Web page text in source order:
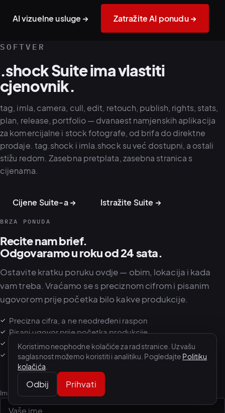
AI vizuelne usluge → Zatražite AI ponudu →
SOFTVER
.shock Suite ima vlastiti
cjenovnik.
tag, imla, camera, cull, edit, retouch, publish, rights, stats,
plan, release, portfolio — dvanaest namjenskih aplikacija
za komercijalne i stock fotografe, od brifa do direktne
prodaje. tag.shock i imla.shock su već dostupni, a ostali
stižu redom. Zasebna pretplata, zasebna stranica s
cijenama.
Cijene Suite-a → Istražite Suite →
BRZA PONUDA
Recite nam brief.
Odgovaramo u roku od 24 sata.
Ostavite kratku poruku ovdje — obim, lokacija i kada
vam treba. Vraćamo se s preciznom cifrom i pisanim
ugovorom prije početka bilo kakve produkcije.
Precizna cifra, a ne neodređeni raspon
Pisani ugovor prije početka produkcije
Sve cijene u EUR — AED / USD na zahtjev
Odgovor u roku od 24 sata
Ime
Koristimo neophodne kolačiće za rad stranice. Uz vašu
saglasnost možemo koristiti i analitiku. Pogledajte Politiku
kolačića
Odbij Prihvati